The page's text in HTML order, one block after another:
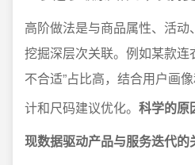
高阶做法是与商品属性、活动
挖掘深层次关联。例如某款连
不合适”占比高，结合用户画
计和尺码建议优化。 科学的原
现数据驱动产品与服务迭代的